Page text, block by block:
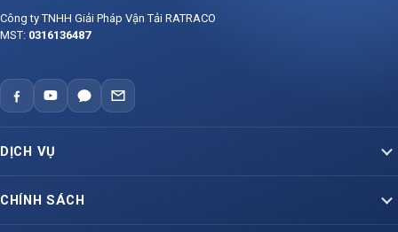
Công ty TNHH Giải Pháp Vận Tải RATRACO
MST: 0316136487
DỊCH VỤ
Vận Tải Container Bắc – Nam
Vận Tải Container Lạnh
CHÍNH SÁCH